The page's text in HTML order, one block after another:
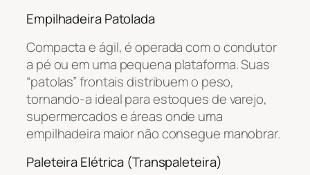
Empilhadeira Patolada
Compacta e ágil, é operada com o condutor
a pé ou em uma pequena plataforma. Suas
“patolas” frontais distribuem o peso,
tornando-a ideal para estoques de varejo,
supermercados e áreas onde uma
empilhadeira maior não consegue manobrar.
Paleteira Elétrica (Transpaleteira)